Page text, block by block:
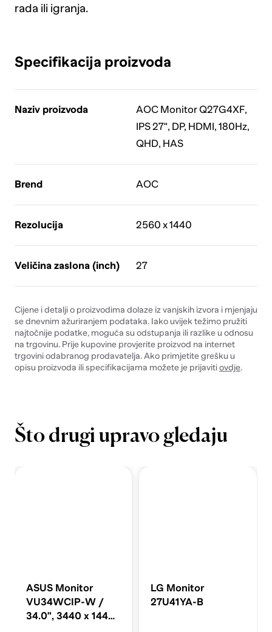
rada ili igranja.
Specifikacija proizvoda
Naziv proizvoda
AOC Monitor Q27G4XF,
IPS 27", DP, HDMI, 180Hz,
QHD, HAS
Brend AOC
Rezolucija 2560 x 1440
Veličina zaslona (inch) 27
Cijene i detalji o proizvodima dolaze iz vanjskih izvora i mjenjaju
se dnevnim ažuriranjem podataka. Iako uvijek težimo pružiti
najtočnije podatke, moguća su odstupanja ili razlike u odnosu
na trgovinu. Prije kupovine provjerite proizvod na internet
trgovini odabranog prodavatelja. Ako primjetite grešku u
opisu proizvoda ili specifikacijama možete je prijavitiovdje.
Što drugi upravo gledaju
ASUS Monitor
VU34WCIP-W /
34.0", 3440 x 1440,
LG Monitor
27U41YA-B